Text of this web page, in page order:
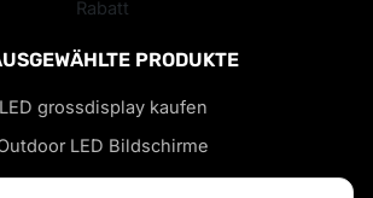
Rabatt
PRODUKTE
LED grossdisplay kaufen
LED Bildschirme
Indoor LED bildschirme